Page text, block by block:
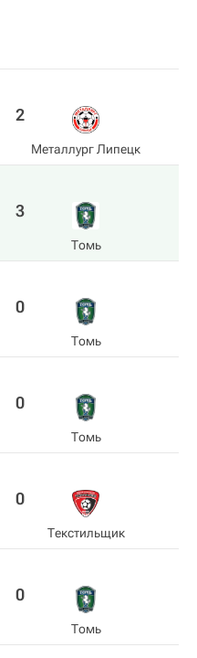
2
Металлург Липецк
3
Томь
0
Томь
0
Томь
0
Текстильщик
0
Томь